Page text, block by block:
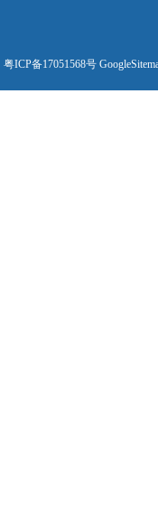
粤ICP备17051568号